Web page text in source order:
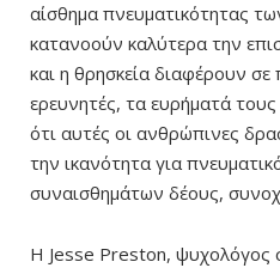
αίσθημα πνευματικότητας
κατανοούν καλύτερα την
και η θρησκεία διαφέρουν
ερευνητές, τα ευρήματά τους
ότι αυτές οι ανθρώπινες
την ικανότητα για
συναισθημάτων δέους,
Η Jesse Preston, ψυχολόγος